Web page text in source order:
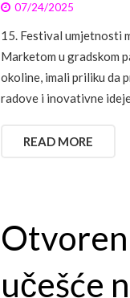
07/24/2025
15. Festival umjetnosti
Marketom u gradskom
okoline, imali priliku da
radove i inovativne
READ MORE
učešće